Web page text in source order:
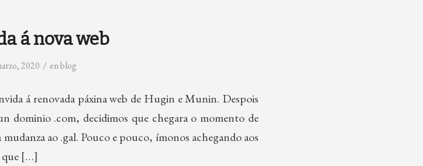
á nova web
2020 / enblog
á renovada páxina web de Hugin e Munin. Despois
dominio .com, decidimos que chegara o momento de
ao .gal. Pouco e pouco, ímonos achegando aos
que […]